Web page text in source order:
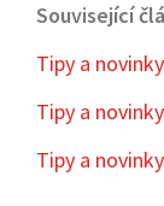
Související
Tipy a
Tipy a
Tipy a